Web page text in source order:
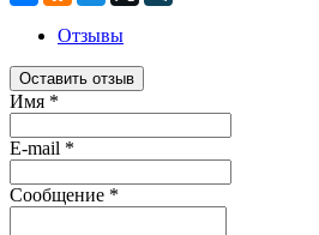
Отзывы
Оставить отзыв
Имя *
E-mail *
Сообщение *